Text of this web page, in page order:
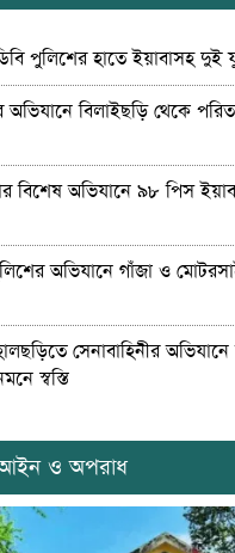
পুলিশের হাতে ইয়াবাসহ দুই
অভিযানে বিলাইছড়ি থেকে
বিশেষ অভিযানে ৯৮ পিস
অভিযানে গাঁজা ও
সেনাবাহিনীর অভিযানে
স্বস্তি
আইন ও অপরাধ